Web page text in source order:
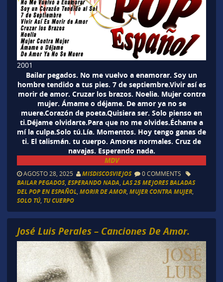
2001
Bailar pegados. No me vuelvo a enamorar. Soy un
hombre tendido a tus pies. 7 de septiembre.Vivir así es
morir de amor. Cruzar los brazos. Noelia. Mujer contra
mujer. Ámame o déjame. De amor ya no se
muere.Corazón de poeta.Quisiera ser. Solo pienso en
ti.Déjame olvidarte.Para que no me olvides.Échame a
mí la culpa.Solo tú.Lía. Momentos. Hoy tengo ganas de
ti. El talismán. tu cuerpo. Amores normales. Cruz de
navajas. Esperando nada.
MDV
AGOSTO 28, 2025 MISDISCOSVIEJOS 0 COMMENTS
BAILAR PEGADOS, ESPERANDO NADA LAS 25 MEJORES BALADAS
DEL POP EN ESPAÑOL, MORIR DE AMOR, MUJER CONTRA MUJER,
SOLO TÚ, TU CUERPO
José Luis Perales – Canciones De Amor.